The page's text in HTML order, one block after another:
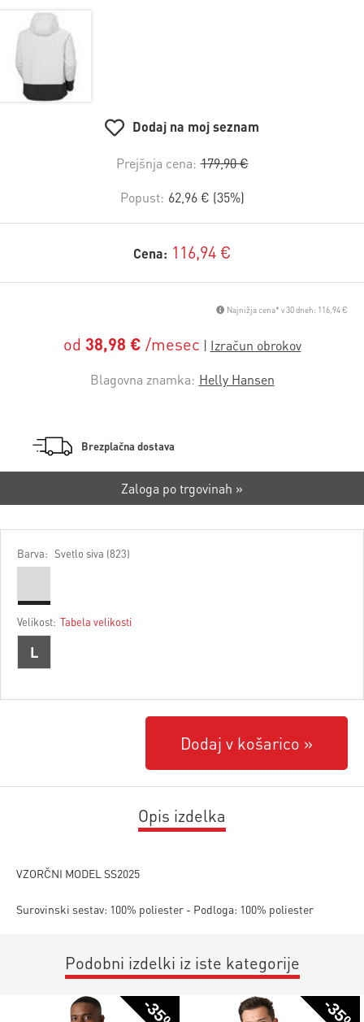
Dodaj na moj seznam
Prejšnja cena: 179,90 €
Popust: 62,96 € (35%)
Cena: 116,94 €
Najnižja cena* v 30 dneh: 116,94 €
od 38,98 € /mesec
Blagovna znamka: Helly Hansen
Brezplačna dostava
Zaloga po trgovinah »
Barva: Svetlo siva (823)
Velikost: Tabela velikosti
L
Dodaj v košarico
Opis izdelka
VZORČNI MODEL SS2025
Surovinski sestav: 100% poliester - Podloga: 100% poliester
Podobni izdelki iz iste kategorije